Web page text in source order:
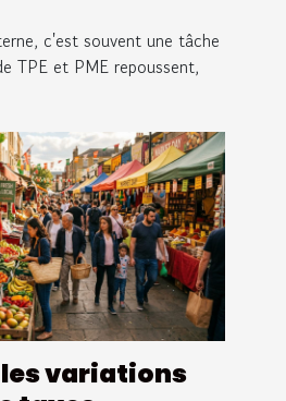
Paie ?
c'est souvent une tâche
TPE et PME repoussent,
variations